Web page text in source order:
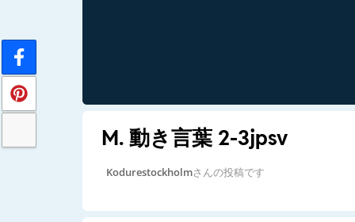
M. 動き言葉 2-3jpsv
Kodurestockholmさんの投稿です